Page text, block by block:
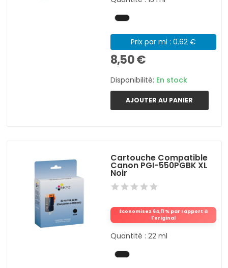
Prix par ml : 0.62 €
8,50 €
Disponibilité: En stock
AJOUTER AU PANIER
Cartouche Compatible
Canon PGI-550PGBK XL
Noir
Économisez 64,11 % par rapport à
l'original
Quantité : 22 ml